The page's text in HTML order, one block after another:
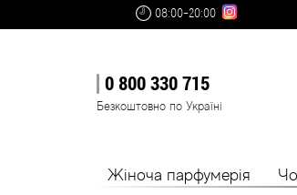
08:00-20:00
0 800 330 715
Безкоштовно по Україні
Жіноча парфумерія